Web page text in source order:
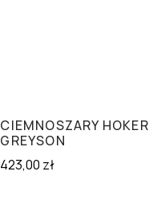
CIEMNOSZARY HOKER
GREYSON
423,00 zł